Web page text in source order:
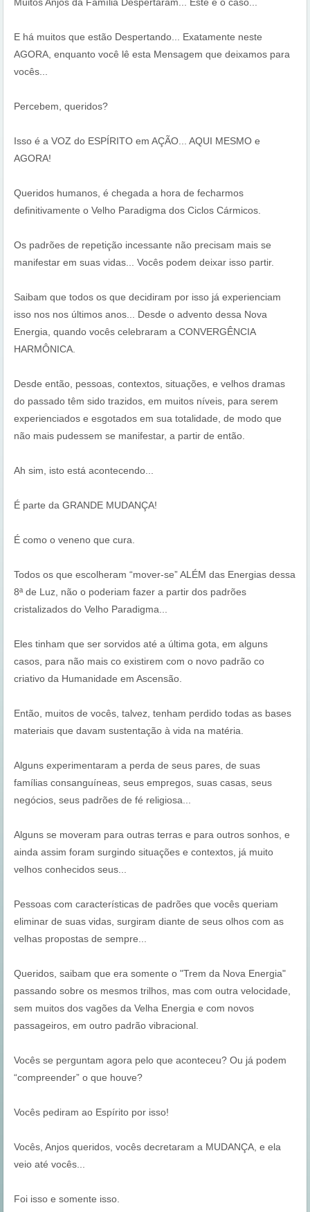
E há muitos que estão Despertando... Exatamente neste
AGORA, enquanto você lê esta Mensagem que deixamos para
vocês...
Percebem, queridos?
Isso é a VOZ do ESPÍRITO em AÇÃO... AQUI MESMO e
AGORA!
Queridos humanos, é chegada a hora de fecharmos
definitivamente o Velho Paradigma dos Ciclos Cármicos.
Os padrões de repetição incessante não precisam mais se
manifestar em suas vidas... Vocês podem deixar isso partir.
Saibam que todos os que decidiram por isso já experienciam
isso nos nos últimos anos... Desde o advento dessa Nova
Energia, quando vocês celebraram a CONVERGÊNCIA
HARMÔNICA.
Desde então, pessoas, contextos, situações, e velhos dramas
do passado têm sido trazidos, em muitos níveis, para serem
experienciados e esgotados em sua totalidade, de modo que
não mais pudessem se manifestar, a partir de então.
Ah sim, isto está acontecendo...
É parte da GRANDE MUDANÇA!
É como o veneno que cura.
Todos os que escolheram “mover-se” ALÉM das Energias dessa
8ª de Luz, não o poderiam fazer a partir dos padrões
cristalizados do Velho Paradigma...
Eles tinham que ser sorvidos até a última gota, em alguns
casos, para não mais co existirem com o novo padrão co
criativo da Humanidade em Ascensão.
Então, muitos de vocês, talvez, tenham perdido todas as bases
materiais que davam sustentação à vida na matéria.
Alguns experimentaram a perda de seus pares, de suas
famílias consanguíneas, seus empregos, suas casas, seus
negócios, seus padrões de fé religiosa...
Alguns se moveram para outras terras e para outros sonhos, e
ainda assim foram surgindo situações e contextos, já muito
velhos conhecidos seus...
Pessoas com características de padrões que vocês queriam
eliminar de suas vidas, surgiram diante de seus olhos com as
velhas propostas de sempre...
Queridos, saibam que era somente o "Trem da Nova Energia"
passando sobre os mesmos trilhos, mas com outra velocidade,
sem muitos dos vagões da Velha Energia e com novos
passageiros, em outro padrão vibracional.
Vocês se perguntam agora pelo que aconteceu? Ou já podem
“compreender” o que houve?
Vocês pediram ao Espírito por isso!
Vocês, Anjos queridos, vocês decretaram a MUDANÇA, e ela
veio até vocês...
Foi isso e somente isso.